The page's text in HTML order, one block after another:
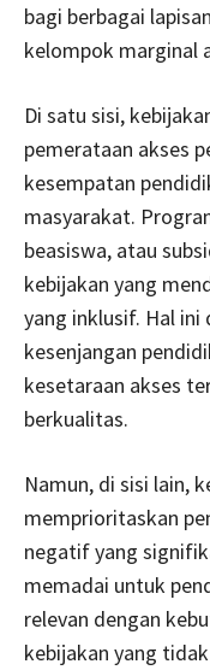
bagi berbagai
kelompok marginal
Di satu sisi,
pemerataan akses
kesempatan
masyarakat.
beasiswa, atau
kebijakan yang
yang inklusif. Hal
kesenjangan
kesetaraan akses
berkualitas.
Namun, di sisi lain,
memprioritaskan
negatif yang
memadai untuk
relevan dengan
kebijakan yang